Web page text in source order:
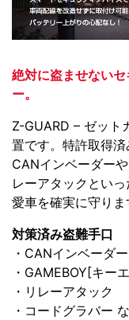
絶対に盗ませない
ー。
Z-GUARD – ゼット
置です。特許取得
CANインベーダー
レーアタックとい
愛車を確実に守りま
対策済み盗難手口
・CANインベーダー
・GAMEBOY[キー
・リレーアタック
・コードグラバー